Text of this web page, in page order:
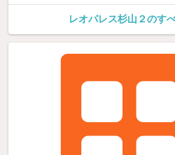
レオパレス杉山２のす